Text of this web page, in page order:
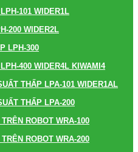
101 WIDER1L
200 WIDER2L
LPH-300
400 WIDER4L KIWAMI4
THẤP LPA-101 WIDER1AL
THẤP LPA-200
ROBOT WRA-100
ROBOT WRA-200